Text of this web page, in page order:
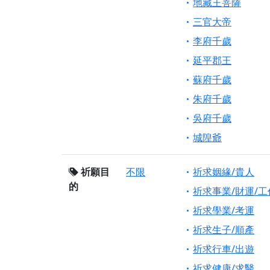
三官大帝
李府千歲
延平郡王
蘇府千歲
朱府千歲
吳府千歲
城隍爺
祈願目
的
不限
祈求姻緣/貴人
祈求事業/財運/工
祈求學業/考運
祈求生子/順產
祈求行車/出遊